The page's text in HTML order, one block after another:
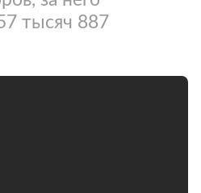
тысяч 887